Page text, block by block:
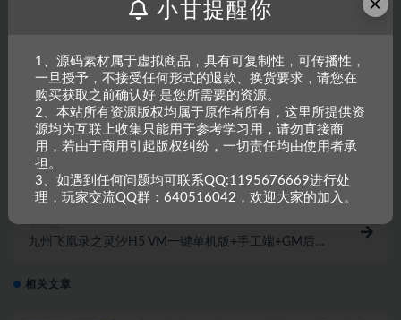
收藏 链接
上一篇
下一篇
九州飞凰录之灵汐H5 VM一键单机版+手工端+GM后台
相关文章
小甘提醒你
1、源码素材属于虚拟商品，具有可复制性，可传播性，
一旦授予，不接受任何形式的退款、换货要求，请您在
购买获取之前确认好 是您所需要的资源。
2、本站所有资源版权均属于原作者所有，这里所提供资
源均为互联上收集只能用于参考学习用，请勿直接商
用，若由于商用引起版权纠纷，一切责任均由使用者承
担。
3、如遇到任何问题均可联系QQ:1195676669进行处
理，玩家交流QQ群：640516042，欢迎大家的加入。